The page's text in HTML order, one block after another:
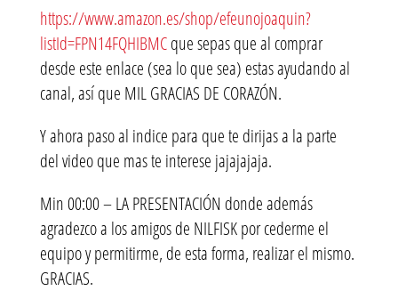
https://www.amazon.es/shop/efeunojoaquin?
listId=FPN14FQHIBMCque sepas que al comprar
desde este enlace (sea lo que sea) estas ayudando al
canal, así que MIL GRACIAS DE CORAZÓN.
Y ahora paso al indice para que te dirijas a la parte
del video que mas te interese jajajajaja.
Min 00:00 – LA PRESENTACIÓN donde además
agradezco a los amigos de NILFISK por cederme el
equipo y permitirme, de esta forma, realizar el mismo.
GRACIAS.